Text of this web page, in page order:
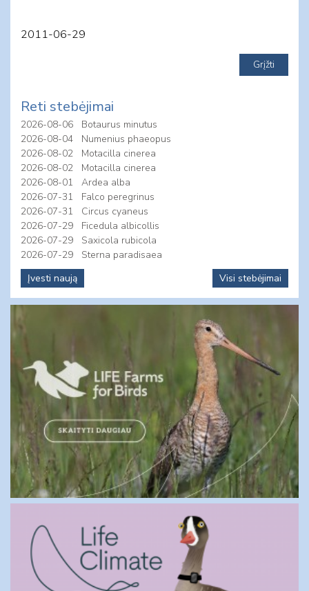
2011-06-29
Reti stebėjimai
2026-08-06
Botaurus minutus
2026-08-04
Numenius phaeopus
2026-08-02
Motacilla cinerea
2026-08-02
Motacilla cinerea
2026-08-01
Ardea alba
2026-07-31
Falco peregrinus
2026-07-31
Circus cyaneus
2026-07-29
Ficedula albicollis
2026-07-29
Saxicola rubicola
2026-07-29
Sterna paradisaea
Įvesti naują
Visi stebėjimai